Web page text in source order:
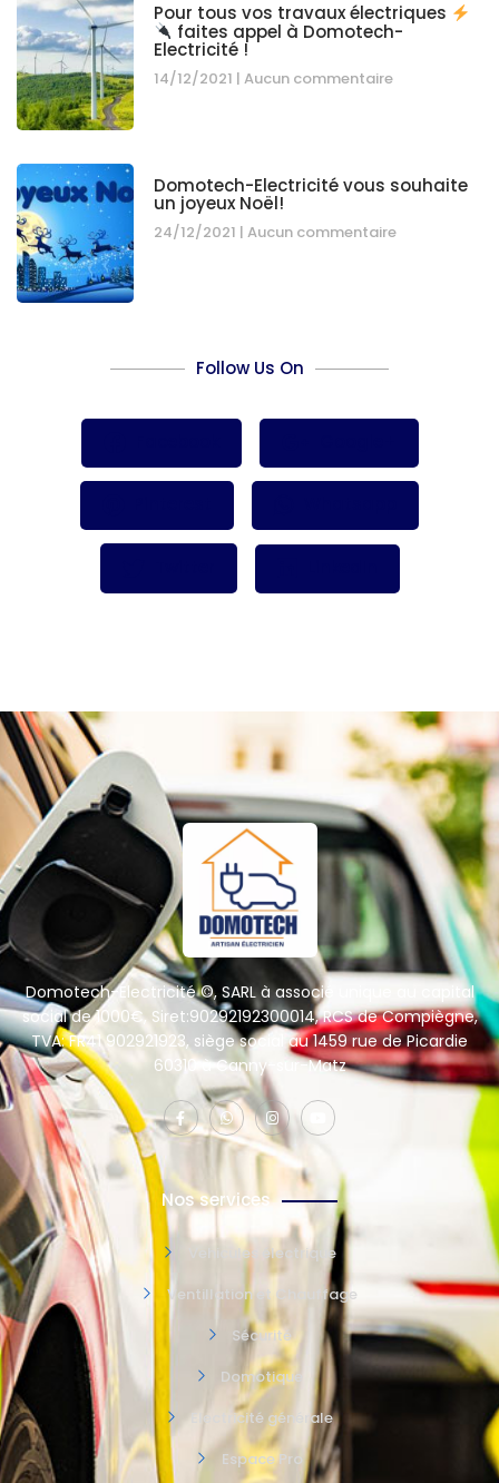
Pour tous vos travaux électriques
faites appel à Domotech-
Electricité !
14/12/2021 Aucun commentaire
Domotech-Electricité vous souhaite
un joyeux Noël!
24/12/2021 Aucun commentaire
Follow Us On
Domotech-Electricité ©, SARL à associé unique au capital
social de 1000€, Siret:90292192300014, RCS de Compiègne,
TVA: FR41 902921923, siège social au 1459 rue de Picardie
60310 à Canny-sur-Matz
Nos services
Vehicules électrique
Ventillation et Chauffage
Sécurité
Domotique
Electricité générale
Espace Pro